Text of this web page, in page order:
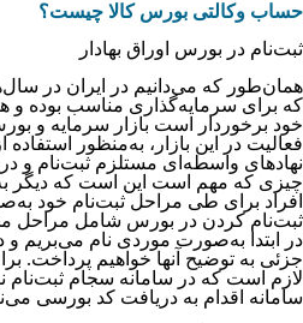
حساب وکالتی بورس کالا چیست؟
ثبت‌نام در بورس اوراق بهادار
همان‌طور که می‌دانیم در ایران در
که برای سرمایه‌گذاری مناسب بوده و
خود برخوردار است بازار سرمایه و
فعالیت در این بازار، به‌منظور
نهادهای واسطه‌‌‌‌‌‌‌‌‌‌‌‌‌‌‌‌‌‌‌‌‌‌‌‌‌‌‌‌‌‌‌‌‌‌‌‌‌‌‌‌‌‌‌‌‌‌‌ای مستلزم ثبت‌نام و
چیزی که مهم است این است که دیگر
افراد برای طی مراحل ثبت‌نام خود
ثبت‌نام کردن در بورس شامل مراحل
در ابتدا به‌صورت موردی نام می‌بریم
جزئی به توضیح آنها خواهیم پرداخت.
لازم است که در سامانه سجام ثبت‌نام
سامانه اقدام به دریافت کد بورسی